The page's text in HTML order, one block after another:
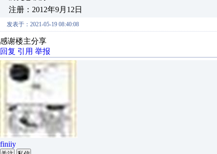
注册：2012年9月12日
发表于：2021-05-19 08:40:08
感谢楼主分享
回复 引用 举报
finiiy